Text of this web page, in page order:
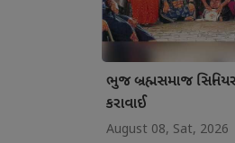
ભુજ બ્રહ્મસમાજ
કરાવાઈ
August 08, Sat, 2026